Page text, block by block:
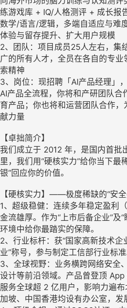
练游戏库 + IQ/人格测评 + 成长报
数学/语言/逻辑，多端自适应与难
体验与留存提升、扩大用户规模
2、团队：项目成员25人左右，集
广的所有人才，全员在各自的专
索精神
3、岗位：现招聘「AI产品经理」
AI产品全流程，你将和产研团队合
育产品；你也将和运营团队合作
献力量
【卓拙简介】
我们成立于 2012 年，是国内首批
里，我们用“硬核实力”给你当下最
银”回应你的价值。
【硬核实力】——极度稀缺的“安全
1、超级稳健：连续多年稳定盈利
金流雄厚。作为“上市后备企业”及
环境中给你最踏实的保障。
2、行业标杆：获“国家高新技术企
业”称号，参与制定工信部行业标准
3、全球视野：业务横跨网络安全
设计等前沿领域。产品曾登顶 App
服务全球超 2 亿用户，影响力遍
加坡、中国香港均设有办公室，发